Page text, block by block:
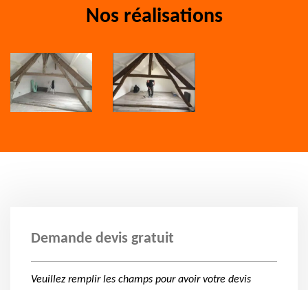
Nos réalisations
Demande devis gratuit
Veuillez remplir les champs pour avoir votre devis